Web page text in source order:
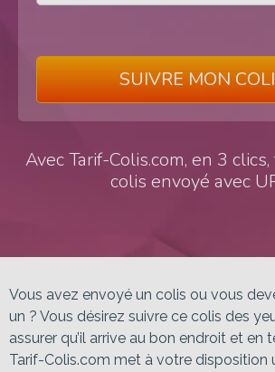
Avec Tarif-Colis.com, en 3
colis envoyé avec
SUIVRE MON
Vous avez envoyé un colis ou vous
un ? Vous désirez suivre ce colis des
assurer qu’il arrive au bon endroit et en
Tarif-Colis.com met à votre disposition